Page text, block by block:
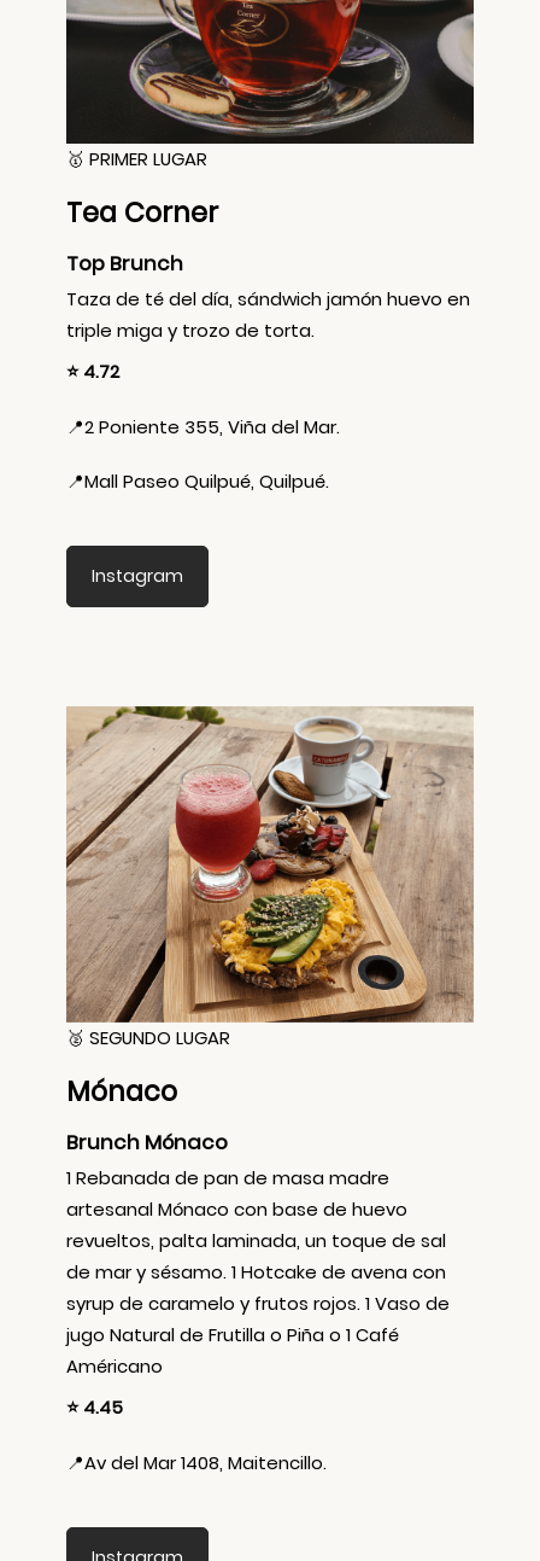
🥇 PRIMER LUGAR
Tea Corner
Top Brunch
Taza de té del día, sándwich jamón huevo en
triple miga y trozo de torta.
⭐ 4.72
📍2 Poniente 355, Viña del Mar.
📍Mall Paseo Quilpué, Quilpué.
Instagram
🥈 SEGUNDO LUGAR
Mónaco
Brunch Mónaco
1 Rebanada de pan de masa madre
artesanal Mónaco con base de huevo
revueltos, palta laminada, un toque de sal
de mar y sésamo. 1 Hotcake de avena con
syrup de caramelo y frutos rojos. 1 Vaso de
jugo Natural de Frutilla o Piña o 1 Café
Américano
⭐ 4.45
📍Av del Mar 1408, Maitencillo.